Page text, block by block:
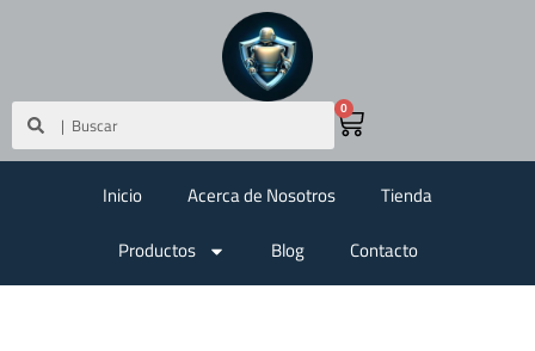
0
Inicio Acerca de Nosotros
Tienda
Productos
Blog Contacto